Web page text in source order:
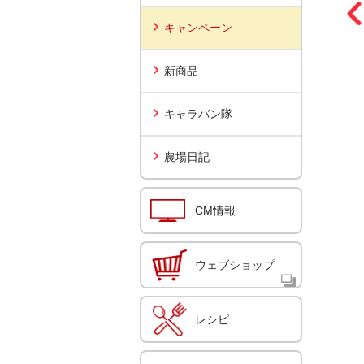
キャンペーン
新商品
キャラバン隊
農場日記
CM情報
ウェブショップ
レシピ